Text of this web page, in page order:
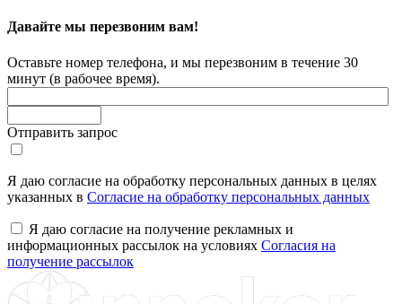
Давайте мы перезвоним вам!
Оставьте номер телефона, и мы перезвоним в течение 30
минут (в рабочее время).
Отправить запрос
Я даю согласие на обработку персональных данных в целях
указанных в Согласие на обработку персональных данных
Я даю согласие на получение рекламных и
информационных рассылок на условиях Согласия на
получение рассылок